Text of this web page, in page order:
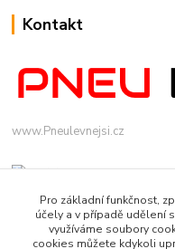
Kontakt
www.Pneulevnejsi.cz
Pro základní funkčnost,
účely a v případě udělení
využíváme soubory
cookies můžete kdykoli